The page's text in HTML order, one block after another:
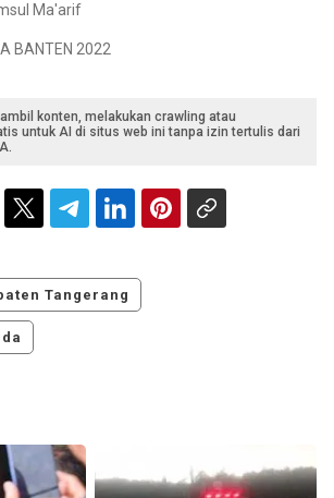
Ma'arif
BANTEN 2022
konten, melakukan crawling atau
untuk AI di situs web ini tanpa izin tertulis dari
Tangerang